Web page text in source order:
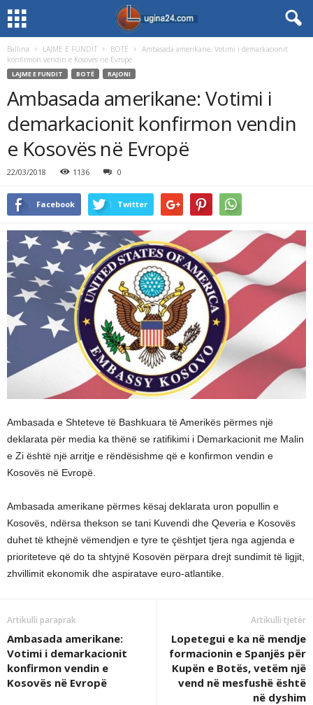
Ballina LAJME E FUNDIT BOTË
Ambasada amerikane: Votimi i demarkacionit
konfirmon vendin e Kosovës në Evropë
LAJME E FUNDIT BOTË RAJONI
Ambasada amerikane: Votimi i
demarkacionit konfirmon vendin
e Kosovës në Evropë
22/03/2018 1136 0
Facebook Twitter
Ambasada e Shteteve të Bashkuara të Amerikës përmes një
deklarata për media ka thënë se ratifikimi i Demarkacionit me Malin
e Zi është një arritje e rëndësishme që e konfirmon vendin e
Kosovës në Evropë.
Ambasada amerikane përmes kësaj deklarata uron popullin e
Kosovës, ndërsa thekson se tani Kuvendi dhe Qeveria e Kosovës
duhet të kthejnë vëmendjen e tyre te çështjet tjera nga agjenda e
prioriteteve që do ta shtyjnë Kosovën përpara drejt sundimit të ligjit,
zhvillimit ekonomik dhe aspiratave euro-atlantike.
Artikulli paraprak
Ambasada amerikane:
Votimi i demarkacionit
konfirmon vendin e
Kosovës në Evropë
Artikulli tjetër
Lopetegui e ka në mendje
formacionin e Spanjës për
Kupën e Botës, vetëm një
vend në mesfushë është
në dyshim